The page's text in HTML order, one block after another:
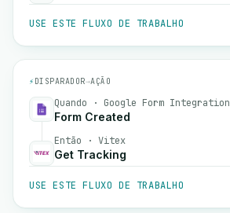
USE ESTE FLUXO DE TRABALHO
⚡ DISPARADOR→AÇÃO
Quando · Google Form Integration
Form Created
Então · Vitex
Get Tracking
USE ESTE FLUXO DE TRABALHO